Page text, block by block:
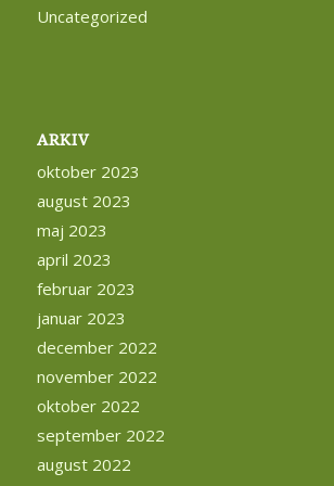
Uncategorized
ARKIV
oktober 2023
august 2023
maj 2023
april 2023
februar 2023
januar 2023
december 2022
november 2022
oktober 2022
september 2022
august 2022